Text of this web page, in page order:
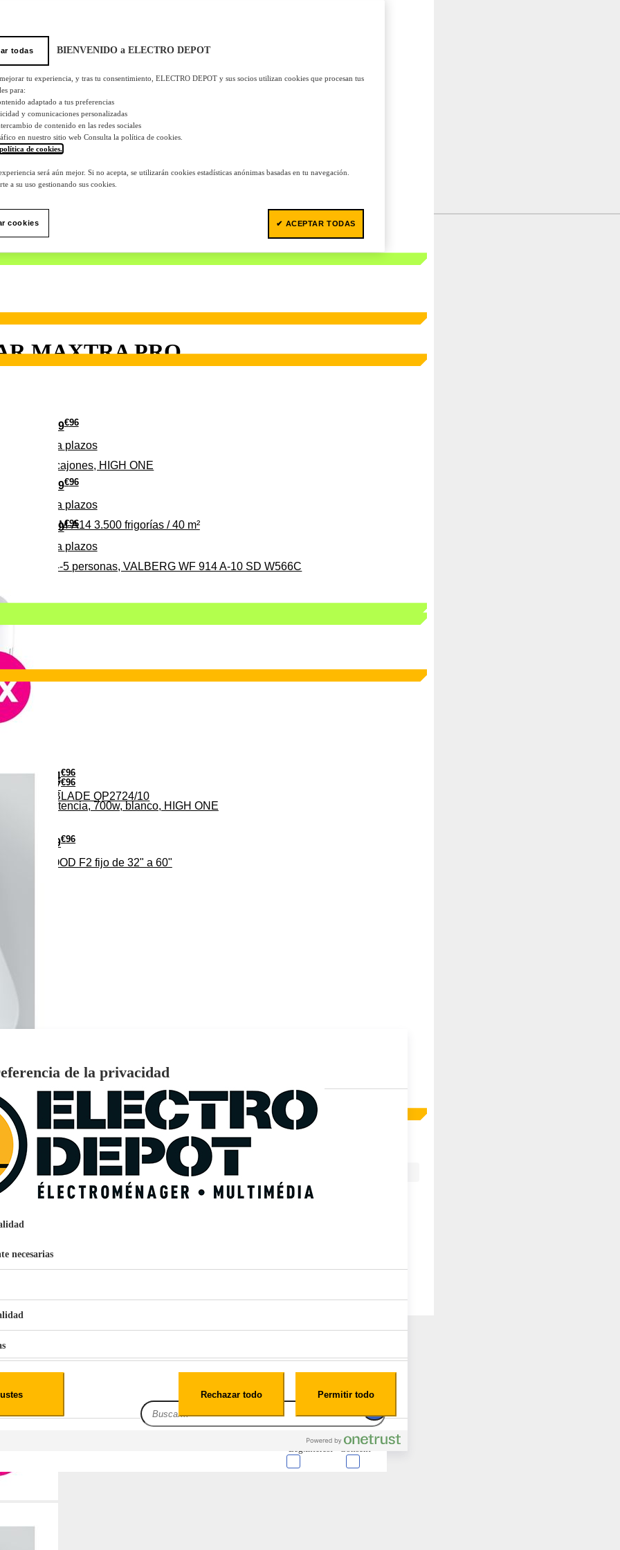
279€96
Pago a plazos
para 4-5 personas, VALBERG WF 914 A-10 SD W566C
139€96
Pago a plazos
clase D, 3 cajones, HIGH ONE
37€96
de potencia, 700w, blanco, HIGH ONE
369€96
Pago a plazos
CLIM-A14 3.500 frigorías / 40 m²
1,1L Limpia Sofás Alfombras Coche SP3
24€96
ONE BLADE QP2724/10
19€96
EDENWOOD F2 fijo de 32" a 60"
159€ 96
Pago aplazos
EcoTank EPSON ET-2861
MAXTRA PRO
todas BIENVENIDO a ELECTRO DEPOT
tu experiencia, y tras tu consentimiento, ELECTRO DEPOT y sus socios utilizan cookies que procesan tus
para:
adaptado a tus preferencias
y comunicaciones personalizadas
de contenido en las redes sociales
en nuestro sitio web Consulta la política de cookies.
de cookies.
será aún mejor. Si no acepta, se utilizarán cookies estadísticas anónimas basadas en tu navegación.
a su uso gestionando sus cookies.
cookies ✔ ACEPTAR TODAS
de la privacidad
necesarias
Consent
Leg.Interest
Rechazar todo Permitir todo